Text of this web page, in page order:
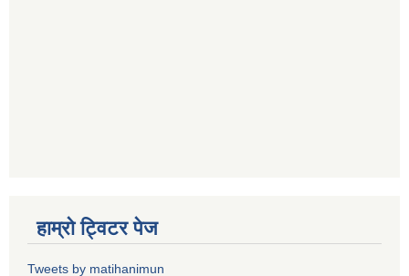
हाम्राे ट्विटर पेज
Tweets by matihanimun